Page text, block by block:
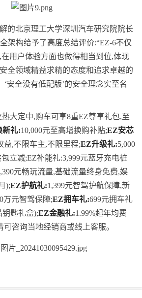
的北京理工大学深圳汽车研究院院长
架构给予了高度总结评价:“EZ-6不仅
用户体验方面也做得相当到位,体现
全领域精益求精的态度和追求卓越的
‘安全没有低配版’的安全理念实至名
热大定中,购车可享8重EZ尊享礼包,至
新礼:10,000元至高增换购补贴;EZ安芯
益,不限车主,不限里程;EZ升级礼:5,000
立减;EZ补能礼:3,999元蓝牙充电桩
元畅玩流量,基础流量终身免费,娱
);EZ护航礼:1,399元智驾护航保障,新
万元智驾保障;EZ拥车礼:699元拥车礼
钥匙礼盒);EZ金融礼:1.99%起年均费
可咨询当地经销商或线上客服。